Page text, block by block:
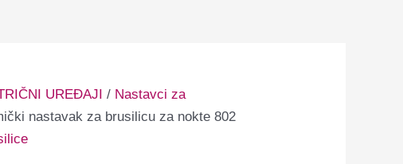
UREĐAJI / Nastavci za
nastavak za brusilicu za nokte 802